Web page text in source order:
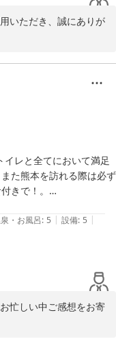
いただき、誠にありが
、そしてお部屋の清潔
嬉しく思います。ま
子をお伺いでき、安心
ルに椅子が二つあった
あり続けられるよう、
レと全てにおいて満足
た熊本を訪れる際は必ず
きで！。
・お風呂: 5 | 設備: 5 |
忙しい中ご感想をお寄
す。